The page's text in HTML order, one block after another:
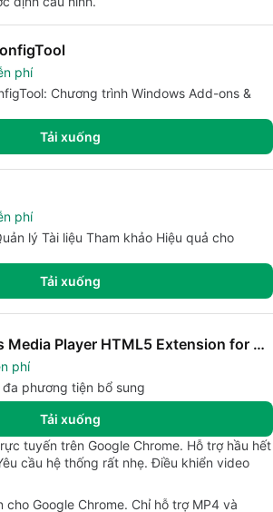
phí
Chương trình Windows Add-ons &
Tải xuống
phí
lý Tài liệu Tham khảo Hiệu quả cho
Tải xuống
Windows Media Player HTML5 Extension for Chrome
phí
phương tiện bổ sung
Tải xuống
tuyến trên Google Chrome. Hỗ trợ hầu hết
cầu hệ thống rất nhẹ. Điều khiển video
cho Google Chrome. Chỉ hỗ trợ MP4 và